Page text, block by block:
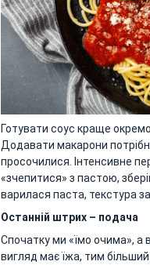
Готувати соус краще
Додавати макарони
просочилися. Інтенсивне
«зчепитися» з пастою,
варилася паста, текстура
Останній штрих – подача
Спочатку ми «їмо очима», а
вигляд має їжа, тим